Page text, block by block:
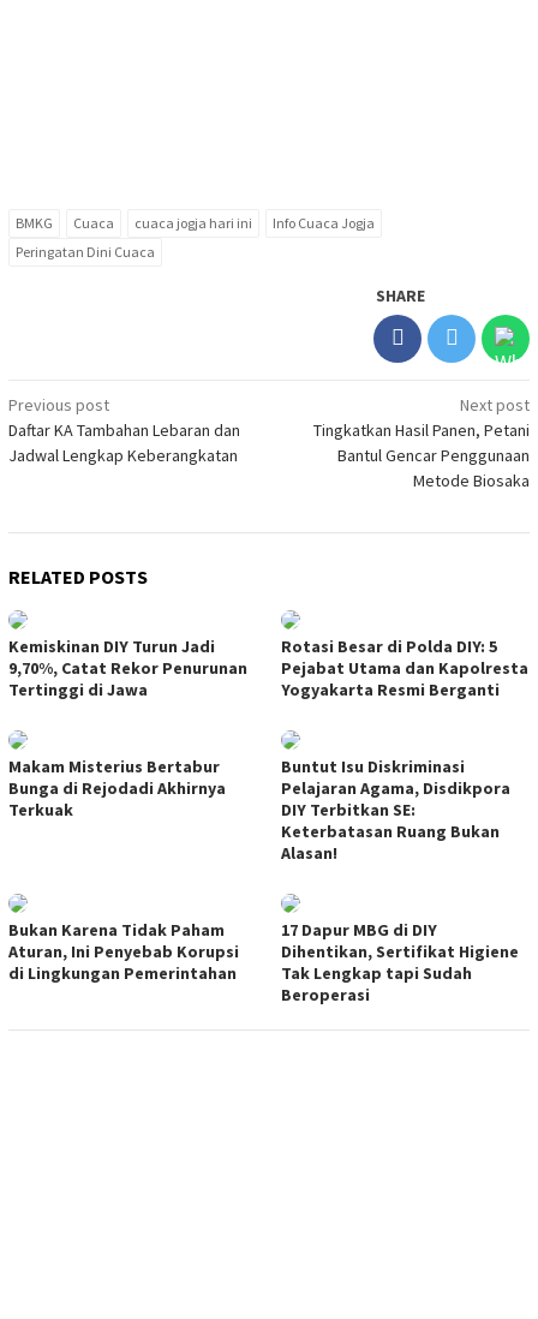
BMKG Cuaca cuaca jogja hari ini
Info Cuaca Jogja
Peringatan Dini Cuaca
SHARE
Post
navigation
Previous post
Daftar KA Tambahan Lebaran dan
Jadwal Lengkap Keberangkatan
Next post
Tingkatkan Hasil Panen, Petani
Bantul Gencar Penggunaan
Metode Biosaka
RELATED POSTS
Kemiskinan DIY Turun Jadi
9,70%, Catat Rekor Penurunan
Tertinggi di Jawa
Rotasi Besar di Polda DIY: 5
Pejabat Utama dan Kapolresta
Yogyakarta Resmi Berganti
Makam Misterius Bertabur
Bunga di Rejodadi Akhirnya
Terkuak
Buntut Isu Diskriminasi
Pelajaran Agama, Disdikpora
DIY Terbitkan SE:
Keterbatasan Ruang Bukan
Alasan!
Bukan Karena Tidak Paham
Aturan, Ini Penyebab Korupsi
di Lingkungan Pemerintahan
17 Dapur MBG di DIY
Dihentikan, Sertifikat Higiene
Tak Lengkap tapi Sudah
Beroperasi